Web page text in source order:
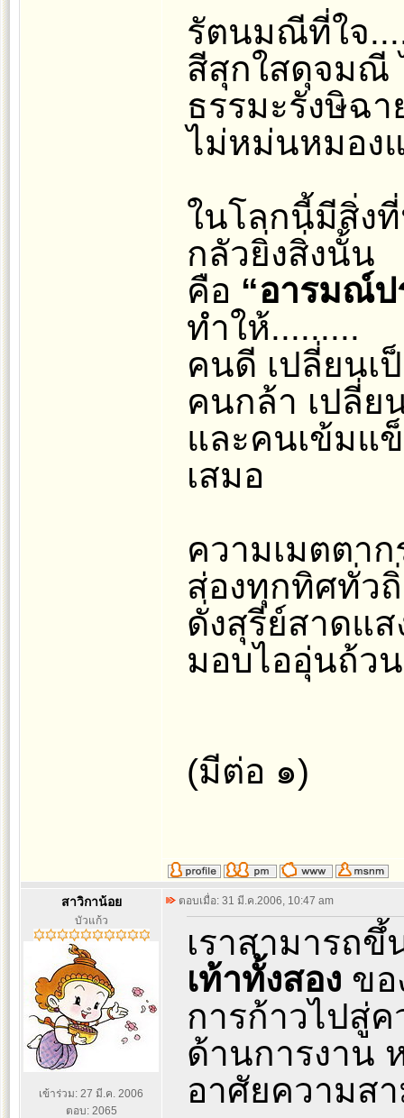
รัตนมณีที่ใจ
สีสุกใสดุจมณี
ธรรมะรังษิฉา
ไม่หม่นหมอง
ในโลกนี้มีสิ่ง
กลัวยิ่งสิ่งนั้น
คือ “อารมณ์ป
ทำให้.........
คนดี เปลี่ยนเ
คนกล้า เปลี่ย
และคนเข้มแ
เสมอ
ความเมตตา
ส่องทุกทิศทั่ว
ดั่งสุรีย์สาดแส
มอบไออุ่นถ้ว
(มีต่อ ๑)
สาวิกาน้อย
บัวแก้ว
เข้าร่วม: 27 มี.ค. 2006
ตอบ: 2065
ตอบเมื่อ: 31 มี.ค.2006, 10:47 am
เราสามารถ
เท้าทั้งสอง ขอ
การก้าวไปสู่
ด้านการงาน
อาศัยความส